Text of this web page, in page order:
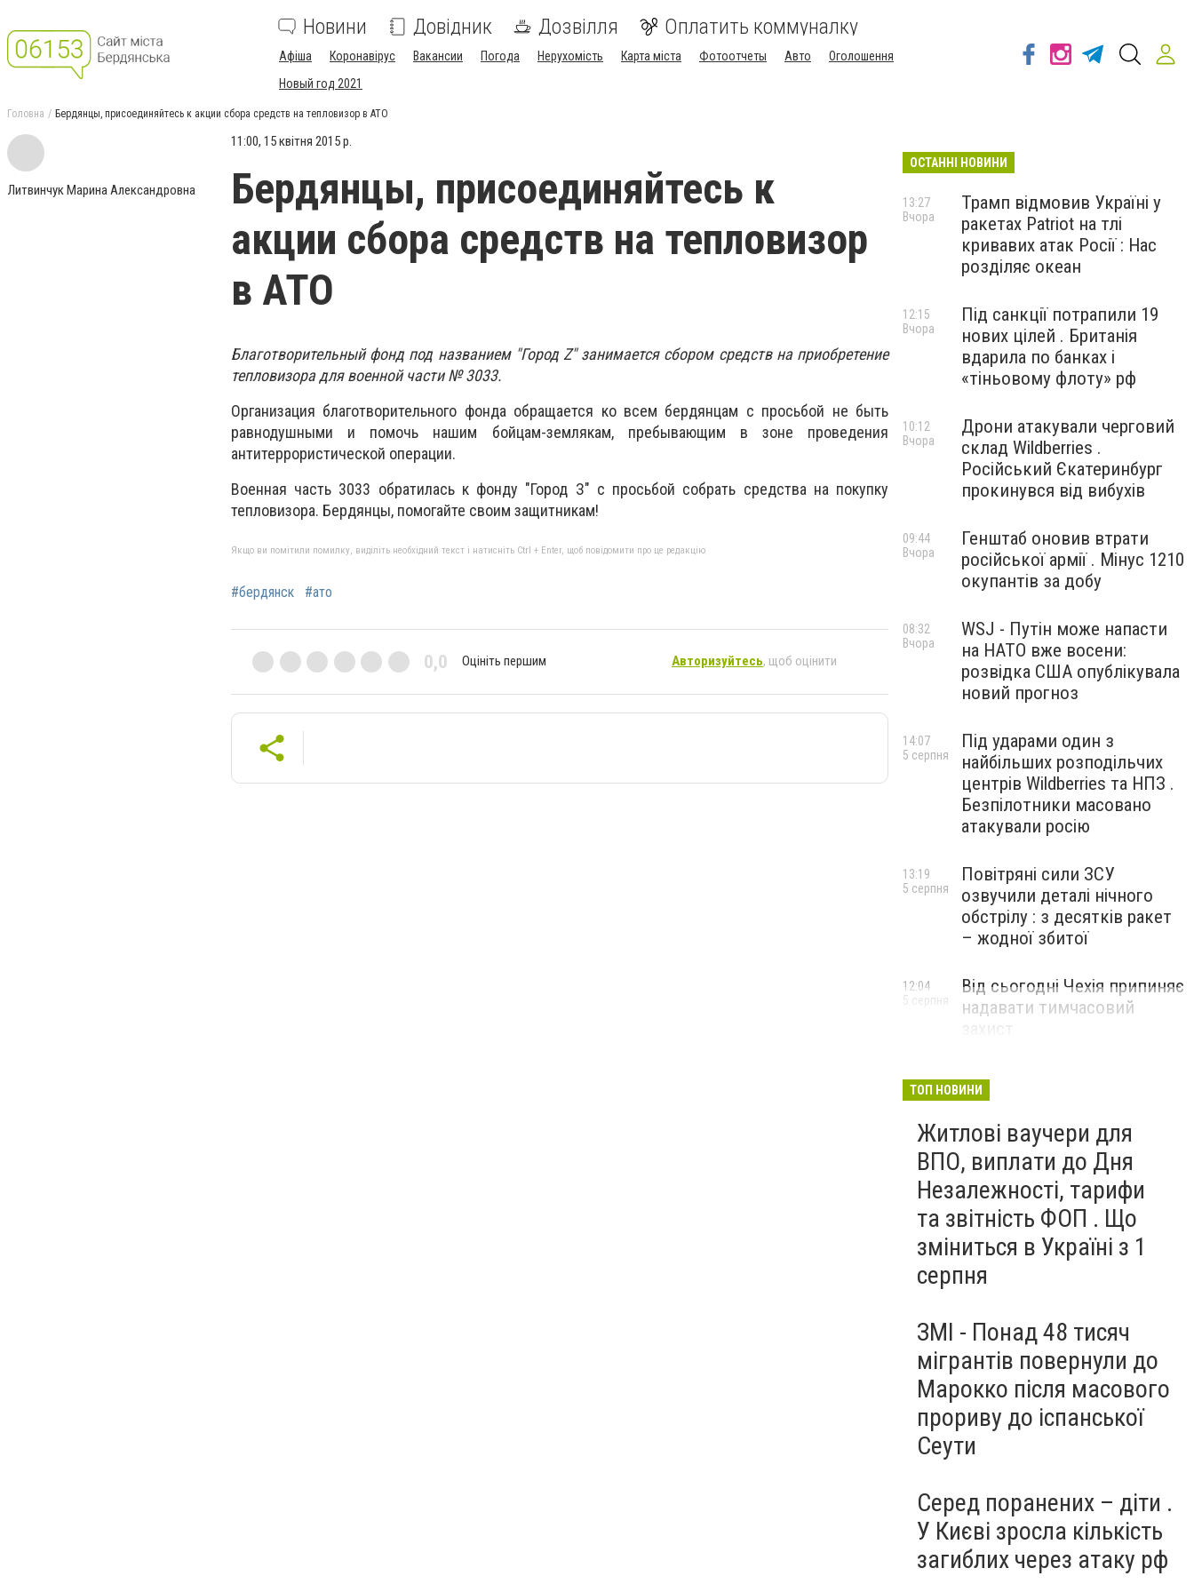
Новини Довідник Дозвілля Оплатить коммуналку
Афіша Коронавірус Вакансии Погода Нерухомість Карта міста Фотоотчеты Авто
Оголошення
Новый год 2021
Головна Бердянцы, присоединяйтесь к акции сбора средств на тепловизор в АТО
Литвинчук Марина Александровна
11:00, 15 квітня 2015 р.
Бердянцы, присоединяйтесь к
акции сбора средств на тепловизор
в АТО
Благотворительный фонд под названием "Город Z" занимается сбором средств на приобретение
тепловизора для военной части № 3033.
Организация благотворительного фонда обращается ко всем бердянцам с просьбой не быть
равнодушными и помочь нашим бойцам-землякам, пребывающим в зоне проведения
антитеррористической операции.
Военная часть 3033 обратилась к фонду "Город З" с просьбой собрать средства на покупку
тепловизора. Бердянцы, помогайте своим защитникам!
Якщо ви помітили помилку, виділіть необхідний текст і натисніть Ctrl + Enter, щоб повідомити про це редакцію
#бердянск #ато
0,0 Оцініть першим Авторизуйтесь, щоб оцінити
ОСТАННІ НОВИНИ
Трамп відмовив Україні у
ракетах Patriot на тлі
кривавих атак Росії : Нас
розділяє океан
13:27
Вчора
Під санкції потрапили 19
нових цілей . Британія
вдарила по банках і
«тіньовому флоту» рф
12:15
Вчора
Дрони атакували черговий
склад Wildberries .
Російський Єкатеринбург
прокинувся від вибухів
10:12
Вчора
Генштаб оновив втрати
російської армії . Мінус 1210
окупантів за добу
09:44
Вчора
WSJ - Путін може напасти
на НАТО вже восени:
розвідка США опублікувала
новий прогноз
08:32
Вчора
Під ударами один з
найбільших розподільчих
центрів Wildberries та НПЗ .
Безпілотники масовано
атакували росію
14:07
5 серпня
Повітряні сили ЗСУ
озвучили деталі нічного
обстрілу : з десятків ракет
– жодної збитої
13:19
5 серпня
Від сьогодні Чехія припиняє
надавати тимчасовий
12:04
5 серпня
ТОП НОВИНИ
Житлові ваучери для
ВПО, виплати до Дня
Незалежності, тарифи
та звітність ФОП . Що
зміниться в Україні з 1
серпня
ЗМІ - Понад 48 тисяч
мігрантів повернули до
Марокко після масового
прориву до іспанської
Сеути
Серед поранених – діти .
У Києві зросла кількість
загиблих через атаку рф